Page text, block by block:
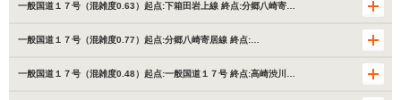
一般国道１７号（混雑度0.63）起点:下箱田岩上線 終点:分郷八崎寄…
一般国道１７号（混雑度0.77）起点:分郷八崎寄居線 終点:…
一般国道１７号（混雑度0.48）起点:一般国道１７号 終点:高崎渋川…